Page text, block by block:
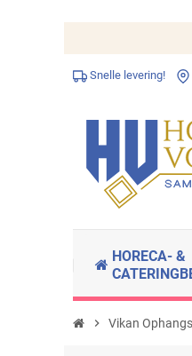
Snelle levering!
HORECA- &
chevron_right Vikan